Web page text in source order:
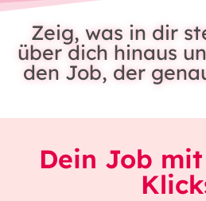
Zeig, was in dir
über dich hinaus
den Job, der
Dein Job